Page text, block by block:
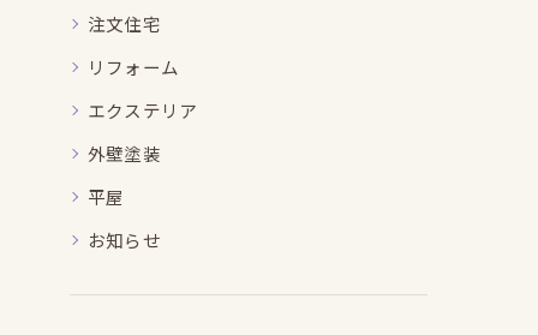
注文住宅
リフォーム
エクステリア
外壁塗装
平屋
お知らせ